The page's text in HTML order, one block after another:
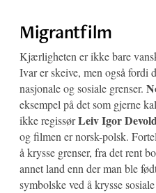
Migrantfilm
Kjærligheten er ikke bare
Ivar er skeive, men også fordi
nasjonale og sosiale grenser.
eksempel på det som gjerne
ikke regissørLeiv Igor
og filmen er norsk-polsk.
å krysse grenser, fra det rent
annet land enn der man ble
symbolske ved å krysse